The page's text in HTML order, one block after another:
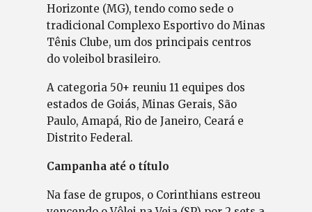
Horizonte (MG), tendo como sede o
tradicional Complexo Esportivo do Minas
Tênis Clube, um dos principais centros
do voleibol brasileiro.
A categoria 50+ reuniu 11 equipes dos
estados de Goiás, Minas Gerais, São
Paulo, Amapá, Rio de Janeiro, Ceará e
Distrito Federal.
Campanha até o título
Na fase de grupos, o Corinthians estreou